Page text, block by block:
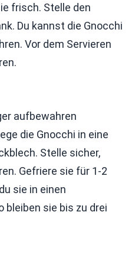
frisch. Stelle den
Du kannst die Gnocchi
Vor dem Servieren
aufbewahren
die Gnocchi in eine
Stelle sicher,
Gefriere sie für 1-2
sie in einen
bleiben sie bis zu drei